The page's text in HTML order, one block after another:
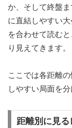
か、そして終盤
に直結しやすい
を合わせて読む
り見えてきます。
ここでは各距離
しやすい局面を分
距離別に見